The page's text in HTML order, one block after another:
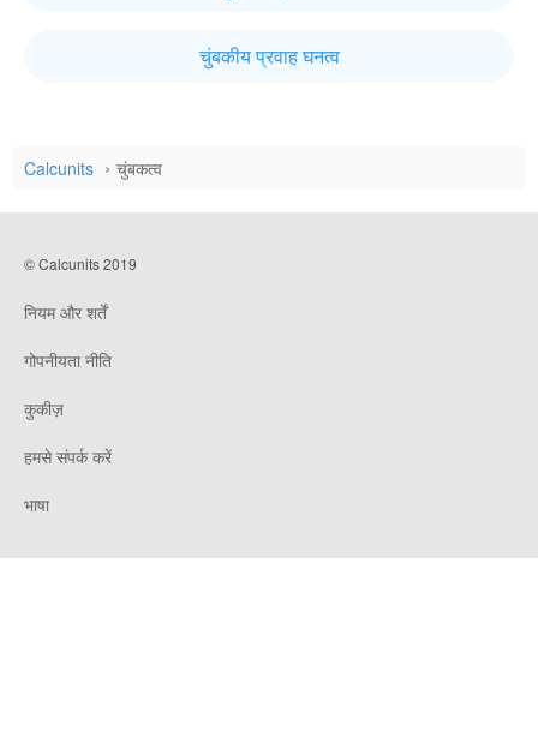
चुंबकीय प्रवाह घनत्व
Calcunits चुंबकत्व
© Calcunits 2019
नियम और शर्तें
गोपनीयता नीति
कुकीज़
हमसे संपर्क करें
भाषा